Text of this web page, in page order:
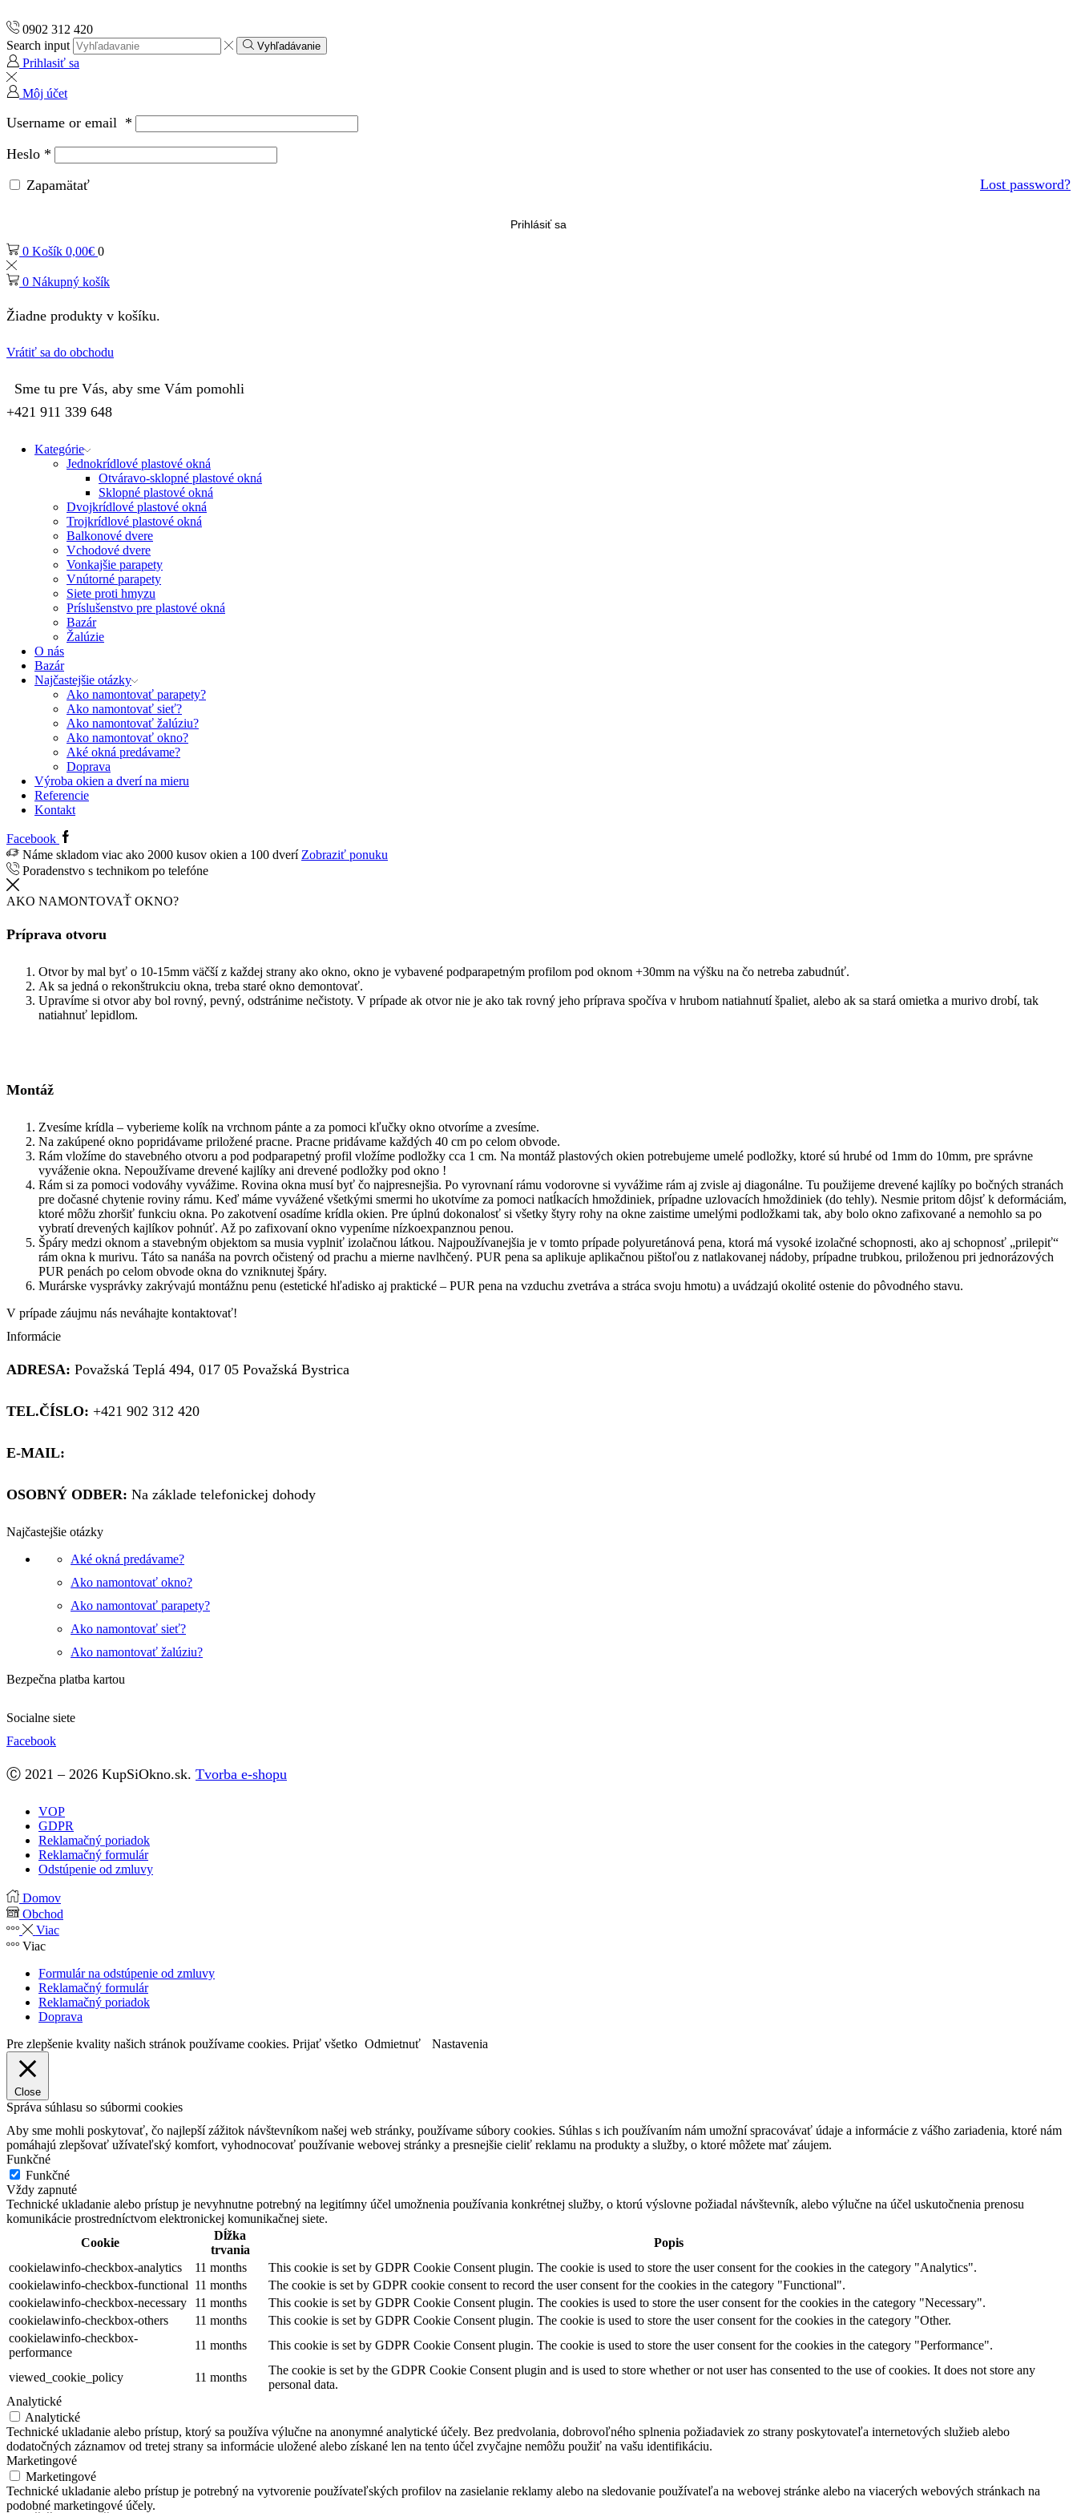
0902 312 420
Search input
Vyhľadávanie
Prihlasiť sa
Môj účet
Username or email *
Heslo *
Lost password?
Zapamätať
Prihlásiť sa
0 Košík 0,00€ 0
0 Nákupný košík
Žiadne produkty v košíku.
Vrátiť sa do obchodu
Sme tu pre Vás, aby sme Vám pomohli
+421 911 339 648
Kategórie
Jednokrídlové plastové okná
Otváravo-sklopné plastové okná
Sklopné plastové okná
Dvojkrídlové plastové okná
Trojkrídlové plastové okná
Balkonové dvere
Vchodové dvere
Vonkajšie parapety
Vnútorné parapety
Siete proti hmyzu
Príslušenstvo pre plastové okná
Bazár
Žalúzie
O nás
Bazár
Najčastejšie otázky
Ako namontovať parapety?
Ako namontovať sieť?
Ako namontovať žalúziu?
Ako namontovať okno?
Aké okná predávame?
Doprava
Výroba okien a dverí na mieru
Referencie
Kontakt
Facebook
Náme skladom viac ako 2000 kusov okien a 100 dverí Zobraziť ponuku
Poradenstvo s technikom po telefóne
AKO NAMONTOVAŤ OKNO?
Príprava otvoru
Otvor by mal byť o 10-15mm väčší z každej strany ako okno, okno je vybavené podparapetným profilom pod oknom +30mm na výšku na čo netreba zabudnúť.
Ak sa jedná o rekonštrukciu okna, treba staré okno demontovať.
Upravíme si otvor aby bol rovný, pevný, odstránime nečistoty. V prípade ak otvor nie je ako tak rovný jeho príprava spočíva v hrubom natiahnutí špaliet, alebo ak sa stará omietka a murivo drobí, tak
natiahnuť lepidlom.
Montáž
Zvesíme krídla – vyberieme kolík na vrchnom pánte a za pomoci kľučky okno otvoríme a zvesíme.
Na zakúpené okno popridávame priložené pracne. Pracne pridávame každých 40 cm po celom obvode.
Rám vložíme do stavebného otvoru a pod podparapetný profil vložíme podložky cca 1 cm. Na montáž plastových okien potrebujeme umelé podložky, ktoré sú hrubé od 1mm do 10mm, pre správne
vyváženie okna. Nepoužívame drevené kajlíky ani drevené podložky pod okno !
Rám si za pomoci vodováhy vyvážime. Rovina okna musí byť čo najpresnejšia. Po vyrovnaní rámu vodorovne si vyvážime rám aj zvisle aj diagonálne. Tu použijeme drevené kajlíky po bočných stranách
pre dočasné chytenie roviny rámu. Keď máme vyvážené všetkými smermi ho ukotvíme za pomoci natĺkacích hmoždiniek, prípadne uzlovacích hmoždiniek (do tehly). Nesmie pritom dôjsť k deformáciám,
ktoré môžu zhoršiť funkciu okna. Po zakotvení osadíme krídla okien. Pre úplnú dokonalosť si všetky štyry rohy na okne zaistime umelými podložkami tak, aby bolo okno zafixované a nemohlo sa po
vybratí drevených kajlíkov pohnúť. Až po zafixovaní okno vypeníme nízkoexpanznou penou.
Špáry medzi oknom a stavebným objektom sa musia vyplniť izolačnou látkou. Najpoužívanejšia je v tomto prípade polyuretánová pena, ktorá má vysoké izolačné schopnosti, ako aj schopnosť „prilepiť“
rám okna k murivu. Táto sa nanáša na povrch očistený od prachu a mierne navlhčený. PUR pena sa aplikuje aplikačnou pištoľou z natlakovanej nádoby, prípadne trubkou, priloženou pri jednorázových
PUR penách po celom obvode okna do vzniknutej špáry.
Murárske vysprávky zakrývajú montážnu penu (estetické hľadisko aj praktické – PUR pena na vzduchu zvetráva a stráca svoju hmotu) a uvádzajú okolité ostenie do pôvodného stavu.
V prípade záujmu nás neváhajte kontaktovať!
Informácie
ADRESA: Považská Teplá 494, 017 05 Považská Bystrica
TEL.ČÍSLO: +421 902 312 420
E-MAIL:
OSOBNÝ ODBER: Na základe telefonickej dohody
Najčastejšie otázky
Aké okná predávame?
Ako namontovať okno?
Ako namontovať parapety?
Ako namontovať sieť?
Ako namontovať žalúziu?
Bezpečna platba kartou
Socialne siete
Facebook
Ⓒ 2021 – 2026 KupSiOkno.sk. Tvorba e-shopu
VOP
GDPR
Reklamačný poriadok
Reklamačný formulár
Odstúpenie od zmluvy
Domov
Obchod
Viac
Viac
Formulár na odstúpenie od zmluvy
Reklamačný formulár
Reklamačný poriadok
Doprava
Pre zlepšenie kvality našich stránok používame cookies. Prijať všetko Odmietnuť Nastavenia
Close
Správa súhlasu so súbormi cookies
Aby sme mohli poskytovať, čo najlepší zážitok návštevníkom našej web stránky, používame súbory cookies. Súhlas s ich používaním nám umožní spracovávať údaje a informácie z vášho zariadenia, ktoré nám
pomáhajú zlepšovať užívateľský komfort, vyhodnocovať používanie webovej stránky a presnejšie cieliť reklamu na produkty a služby, o ktoré môžete mať záujem.
Funkčné
Funkčné
Vždy zapnuté
Technické ukladanie alebo prístup je nevyhnutne potrebný na legitímny účel umožnenia používania konkrétnej služby, o ktorú výslovne požiadal návštevník, alebo výlučne na účel uskutočnenia prenosu
komunikácie prostredníctvom elektronickej komunikačnej siete.
Cookie
Dĺžka
trvania
Popis
cookielawinfo-checkbox-analytics
11 months
This cookie is set by GDPR Cookie Consent plugin. The cookie is used to store the user consent for the cookies in the category "Analytics".
cookielawinfo-checkbox-functional 11 months
The cookie is set by GDPR cookie consent to record the user consent for the cookies in the category "Functional".
cookielawinfo-checkbox-necessary
11 months
This cookie is set by GDPR Cookie Consent plugin. The cookies is used to store the user consent for the cookies in the category "Necessary".
cookielawinfo-checkbox-others
11 months
This cookie is set by GDPR Cookie Consent plugin. The cookie is used to store the user consent for the cookies in the category "Other.
cookielawinfo-checkbox-
performance
11 months This cookie is set by GDPR Cookie Consent plugin. The cookie is used to store the user consent for the cookies in the category "Performance".
viewed_cookie_policy 11 months
The cookie is set by the GDPR Cookie Consent plugin and is used to store whether or not user has consented to the use of cookies. It does not store any
personal data.
Analytické
Analytické
Technické ukladanie alebo prístup, ktorý sa používa výlučne na anonymné analytické účely. Bez predvolania, dobrovoľného splnenia požiadaviek zo strany poskytovateľa internetových služieb alebo
dodatočných záznamov od tretej strany sa informácie uložené alebo získané len na tento účel zvyčajne nemôžu použiť na vašu identifikáciu.
Marketingové
Marketingové
Technické ukladanie alebo prístup je potrebný na vytvorenie používateľských profilov na zasielanie reklamy alebo na sledovanie používateľa na webovej stránke alebo na viacerých webových stránkach na
podobné marketingové účely.